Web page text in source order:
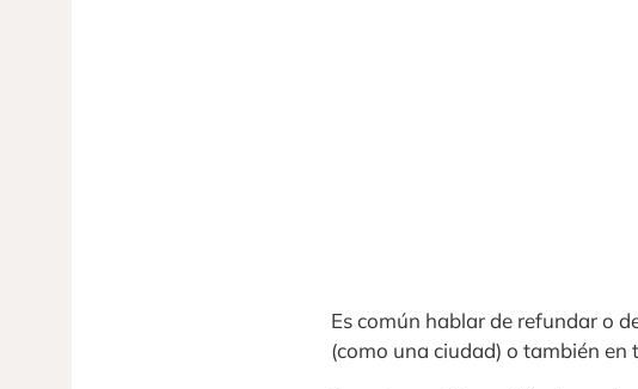
Es común hablar de refundar o
(como una ciudad) o también en